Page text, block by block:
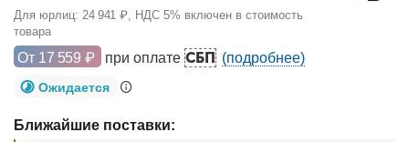
Для юрлиц: 24 941 ₽, НДС 5% включен в стоимость
товара
От 17 559 ₽ при оплатеСБП (подробнее)
Ожидается
Ближайшие поставки: